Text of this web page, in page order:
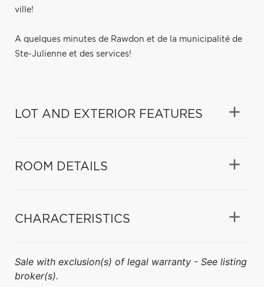
ville!
A quelques minutes de Rawdon et de la municipalité de
Ste-Julienne et des services!
LOT AND EXTERIOR FEATURES
ROOM DETAILS
CHARACTERISTICS
Sale with exclusion(s) of legal warranty - See listing
broker(s).